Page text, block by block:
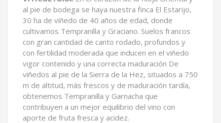
al pie de bodega se haya nuestra finca El Estarijo,
30 ha de viñedo de 40 años de edad, donde
cultivamos Tempranilla y Graciano. Suelos francos
con gran cantidad de canto rodado, profundos y
con fertilidad moderada que inducen en el viñedo
vigor contenido y una correcta maduración De
viñedos al pie de la Sierra de la Hez, situados a 750
m de altitud, más frescos y de maduración tardía,
obtenemos Tempranilla y Garnacha que
contribuyen a un mejor equilibrio del vino con
aporte de fruta fresca y acidez.